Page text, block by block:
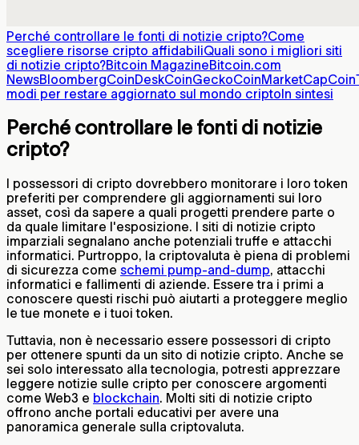
Perché controllare le fonti di notizie cripto?Come
scegliere risorse cripto affidabiliQuali sono i migliori siti
di notizie cripto?Bitcoin MagazineBitcoin.com
NewsBloombergCoinDeskCoinGeckoCoinMarketCap
modi per restare aggiornato sul mondo criptoIn sintesi
Perché controllare le fonti di notizie
cripto?
I possessori di cripto dovrebbero monitorare i loro token
preferiti per comprendere gli aggiornamenti sui loro
asset, così da sapere a quali progetti prendere parte o
da quale limitare l'esposizione. I siti di notizie cripto
imparziali segnalano anche potenziali truffe e attacchi
informatici. Purtroppo, la criptovaluta è piena di problemi
di sicurezza come schemi pump-and-dump, attacchi
informatici e fallimenti di aziende. Essere tra i primi a
conoscere questi rischi può aiutarti a proteggere meglio
le tue monete e i tuoi token.
Tuttavia, non è necessario essere possessori di cripto
per ottenere spunti da un sito di notizie cripto. Anche se
sei solo interessato alla tecnologia, potresti apprezzare
leggere notizie sulle cripto per conoscere argomenti
come Web3 e blockchain. Molti siti di notizie cripto
offrono anche portali educativi per avere una
panoramica generale sulla criptovaluta.